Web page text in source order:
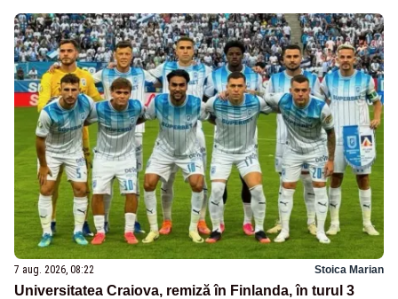
7 aug. 2026, 08:22 Stoica Marian
Universitatea Craiova, remiză în Finlanda, în turul 3